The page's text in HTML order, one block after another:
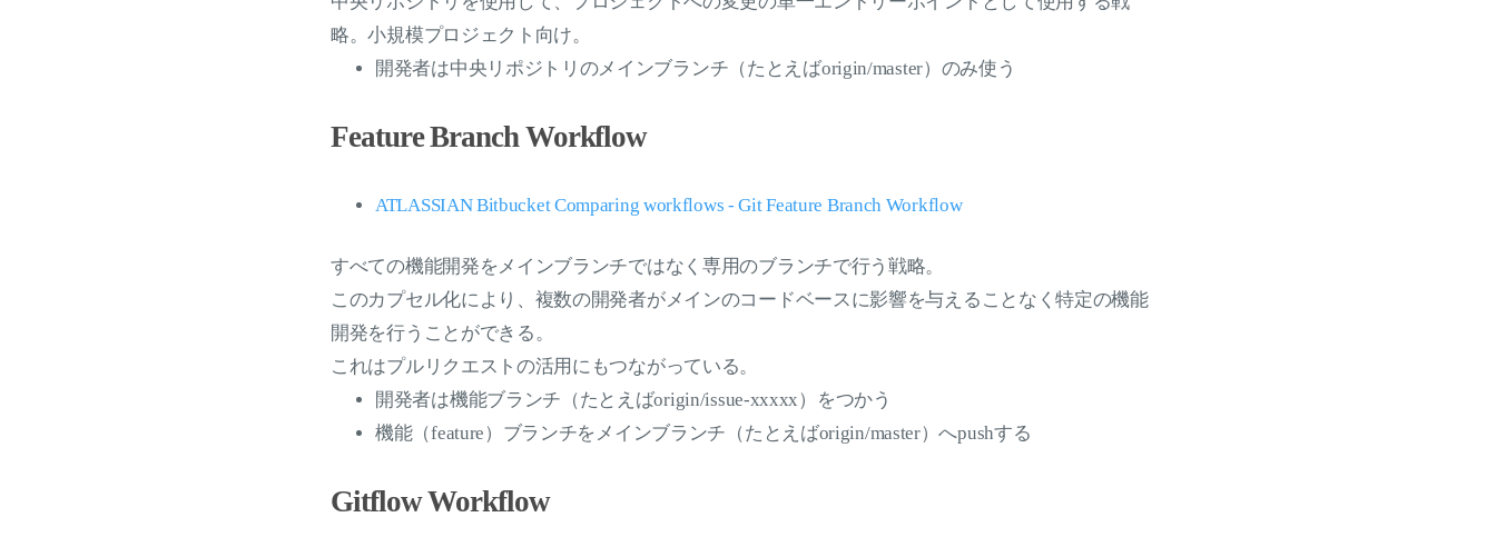
略。小規模プロジェクト向け。
開発者は中央リポジトリのメインブランチ（たとえばorigin/master）のみ使う
Feature Branch Workflow
ATLASSIAN Bitbucket Comparing workflows - Git Feature Branch Workflow
すべての機能開発をメインブランチではなく専用のブランチで行う戦略。
このカプセル化により、複数の開発者がメインのコードベースに影響を与えることなく特定の機能
開発を行うことができる。
これはプルリクエストの活用にもつながっている。
開発者は機能ブランチ（たとえばorigin/issue-xxxxx）をつかう
機能（feature）ブランチをメインブランチ（たとえばorigin/master）へpushする
Gitflow Workflow